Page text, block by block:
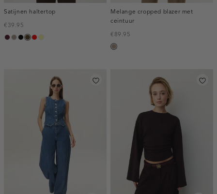
Satijnen haltertop
€39.95
pruim,
taupe,
zwart
toffee
roodlichtgeel
Melange cropped blazer met
ceintuur
€89.95
taupe,